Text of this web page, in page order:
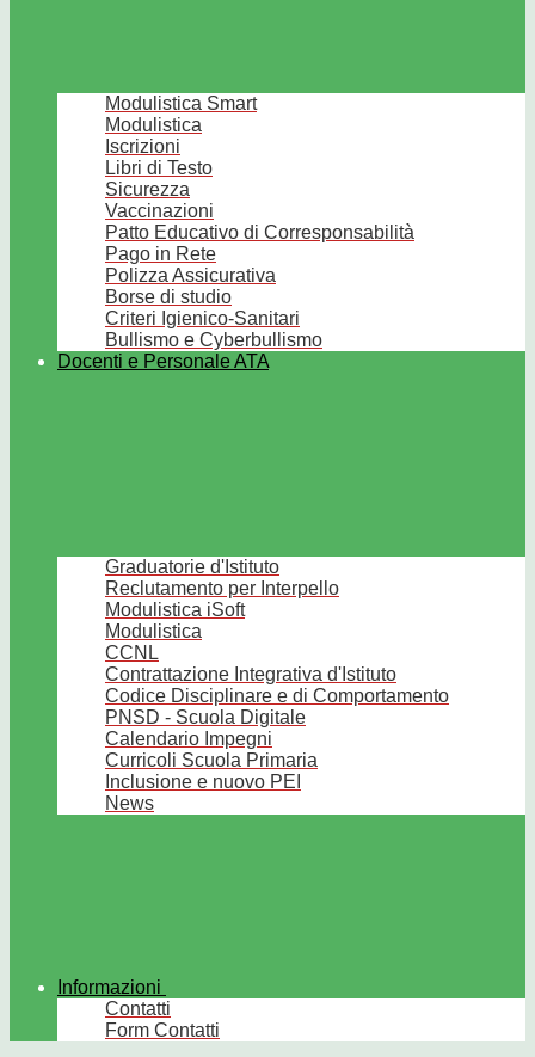
Modulistica Smart
Modulistica
Iscrizioni
Libri di Testo
Sicurezza
Vaccinazioni
Patto Educativo di Corresponsabilità
Pago in Rete
Polizza Assicurativa
Borse di studio
Criteri Igienico-Sanitari
Bullismo e Cyberbullismo
Docenti e Personale ATA
Graduatorie d'Istituto
Reclutamento per Interpello
Modulistica iSoft
Modulistica
CCNL
Contrattazione Integrativa d'Istituto
Codice Disciplinare e di Comportamento
PNSD - Scuola Digitale
Calendario Impegni
Curricoli Scuola Primaria
Inclusione e nuovo PEI
News
Informazioni
Contatti
Form Contatti